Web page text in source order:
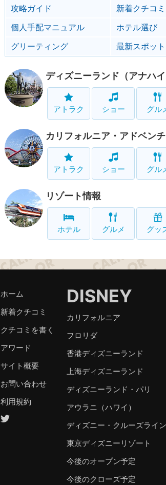
攻略ガイド 新着クチコミ
個人手配マニュアル
ホテル選び
グリーティング
最新スポット
ディズニーランド（アナハイ
アトラク ショー グル
カリフォルニア・アドベン
アトラク ショー グル
リゾート情報
ホテル グルメ グッ
ホーム
新着クチコミ
クチコミを書く
アワード
サイト概要
お問い合わせ
利用規約
DISNEY
カリフォルニア
フロリダ
香港ディズニーランド
上海ディズニーランド
ディズニーランド・パリ
アウラニ（ハワイ）
ディズニー・クルーズライン
東京ディズニーリゾート
今後のオープン予定
今後のクローズ予定